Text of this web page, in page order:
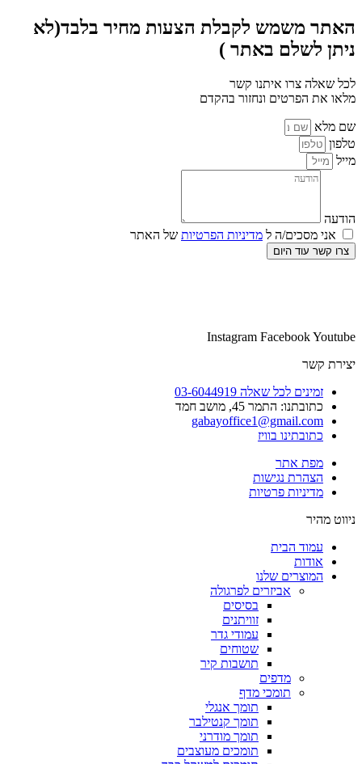
האתר משמש לקבלת הצעות מחיר בלבד(לא
ניתן לשלם באתר )
לכל שאלה צרו איתנו קשר
מלאו את הפרטים ונחזור בהקדם
שם מלא
טלפון
מייל
הודעה
אני מסכים/ה ל מדיניות הפרטיות של האתר
צרו קשר עוד היום
Instagram FacebookYoutube
יצירת קשר
זמינים לכל שאלה 03-6044919
כתובתנו: התמר 45, מושב חמד​
gabayoffice1@gmail.com
כתובתינו בוויז
מפת אתר
הצהרת נגישות
מדיניות פרטיות
ניווט מהיר
עמוד הבית
אודות
המוצרים שלנו
אביזרים לפרגולה
בסיסים
זוויתנים
עמודי גדר
שטוחים
תושבות קיר
מדפים
תומכי מדף
תומך אנגלי
תומך קנטילבר
תומך מודרני
תומכים מעוצבים